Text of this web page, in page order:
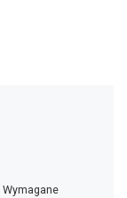
Wymagane